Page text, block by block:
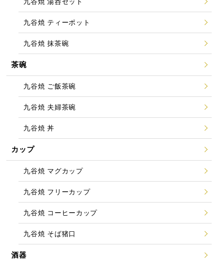
九谷焼 湯呑セット
九谷焼 ティーポット
九谷焼 抹茶碗
茶碗
九谷焼 ご飯茶碗
九谷焼 夫婦茶碗
九谷焼 丼
カップ
九谷焼 マグカップ
九谷焼 フリーカップ
九谷焼 コーヒーカップ
九谷焼 そば猪口
酒器